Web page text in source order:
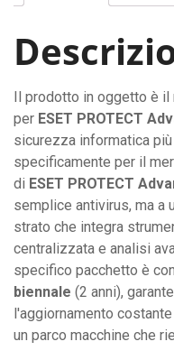
Il prodotto in oggetto è
per ESET PROTECT
sicurezza informatica
specificamente per il
di ESET PROTECT
semplice antivirus, ma a
strato che integra
centralizzata e analisi
specifico pacchetto è
biennale (2 anni),
l'aggiornamento
un parco macchine che